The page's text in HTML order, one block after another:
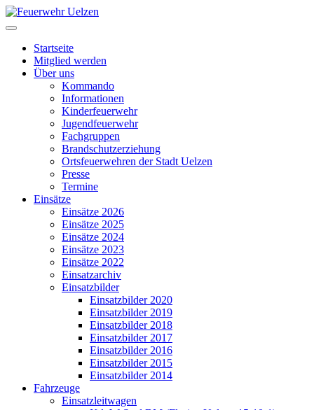
Startseite
Mitglied werden
Über uns
Kommando
Informationen
Kinderfeuerwehr
Jugendfeuerwehr
Fachgruppen
Brandschutzerziehung
Ortsfeuerwehren der Stadt Uelzen
Presse
Termine
Einsätze
Einsätze 2026
Einsätze 2025
Einsätze 2024
Einsätze 2023
Einsätze 2022
Einsatzarchiv
Einsatzbilder
Einsatzbilder 2020
Einsatzbilder 2019
Einsatzbilder 2018
Einsatzbilder 2017
Einsatzbilder 2016
Einsatzbilder 2015
Einsatzbilder 2014
Fahrzeuge
Einsatzleitwagen